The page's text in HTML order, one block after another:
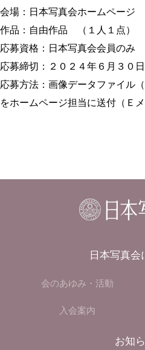
会場：日本写真会ホームページ
作品：自由作品 （１人１点）
応募資格：日本写真会会員のみ
応募締切：２０２４年６月３０日
応募方法：画像データファイル
をホームページ担当に送付（Ｅ
日本写真会
会のあゆみ・活動
入会案内
お知